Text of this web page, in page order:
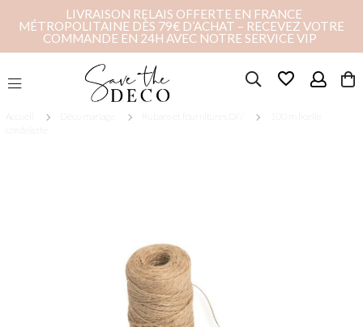
LIVRAISON RELAIS OFFERTE EN FRANCE
MÉTROPOLITAINE DÈS 79€ D’ACHAT – RECEVEZ VOTRE
COMMANDE EN 24H AVEC NOTRE SERVICE VIP
favorite_border
Accueil Déco mariage Rubans et fournitures DIY